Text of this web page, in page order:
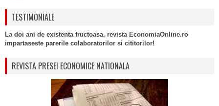
TESTIMONIALE
La doi ani de existenta fructoasa, revista EconomiaOnline.ro
impartaseste parerile colaboratorilor si cititorilor!
REVISTA PRESEI ECONOMICE NATIONALA